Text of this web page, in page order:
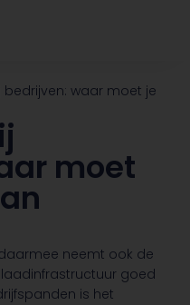
waar moet je
moet
neemt ook de
goed
is het